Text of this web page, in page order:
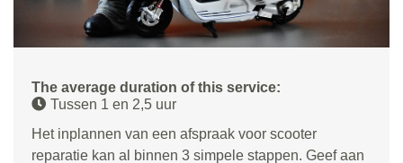
The average duration of this service:
Tussen 1 en 2,5 uur
Het inplannen van een afspraak voor scooter
reparatie kan al binnen 3 simpele stappen. Geef aan